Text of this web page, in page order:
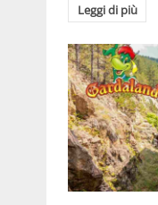
Leggi di più